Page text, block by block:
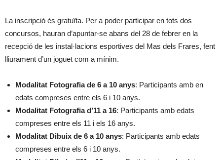
La inscripció és gratuïta. Per a poder participar en tots dos
concursos, hauran d’apuntar-se abans del 28 de febrer en la
recepció de les instal·lacions esportives del Mas dels Frares, fent
lliurament d’un joguet com a mínim.
Modalitat Fotografia de 6 a 10 anys: Participants amb en
edats compreses entre els 6 i 10 anys.
Modalitat Fotografia d’11 a 16: Participants amb edats
compreses entre els 11 i els 16 anys.
Modalitat Dibuix de 6 a 10 anys: Participants amb edats
compreses entre els 6 i 10 anys.